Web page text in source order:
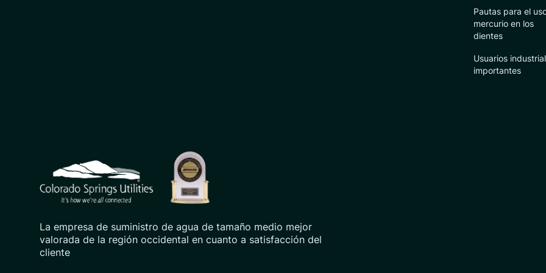
Pautas para el
mercurio en los
dientes
Usuarios
importantes
La empresa de suministro de agua de tamaño medio mejor
valorada de la región occidental en cuanto a satisfacción del
cliente